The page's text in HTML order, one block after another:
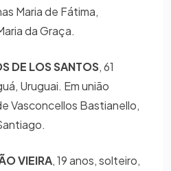
Maria de Fátima,
da Graça.
DE LOS SANTOS, 61
Uruguai. Em união
Vasconcellos Bastianello,
VIEIRA, 19 anos, solteiro,